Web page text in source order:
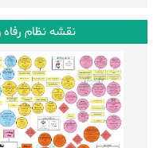
نقشه نظام رفاه